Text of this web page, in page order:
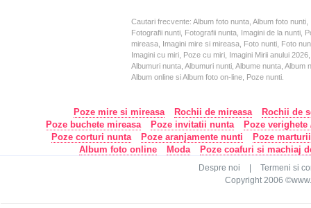
Cautari frecvente: Album foto nunta, Album foto
Fotografii nunti, Fotografii nunta, Imagini de la nunti,
mireasa, Imagini mire si mireasa, Foto nunti, Foto
Imagini cu miri, Poze cu miri, Imagini Mirii anului
Albumuri nunta, Albumuri nunti, Albume nunta,
Album online si Album foto on-line, Poze nunti.
Poze mire si mireasa Rochii de mireasa
Rochii de
Poze buchete mireasa
Poze invitatii nunta
Poze
Poze corturi nunta
Poze aranjamente nunti
Poze
Album foto online
Moda Poze coafuri si machiaj
Despre noi
Termeni si
Copyright 2006